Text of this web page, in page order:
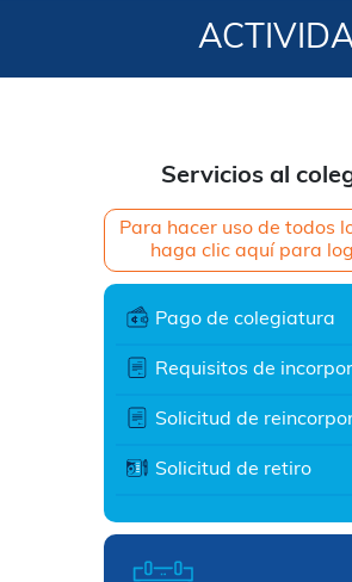
Servicios al
Para hacer uso de todos
haga clic aquí para
Pago de colegiatura
Requisitos de
Solicitud de
Solicitud de retiro